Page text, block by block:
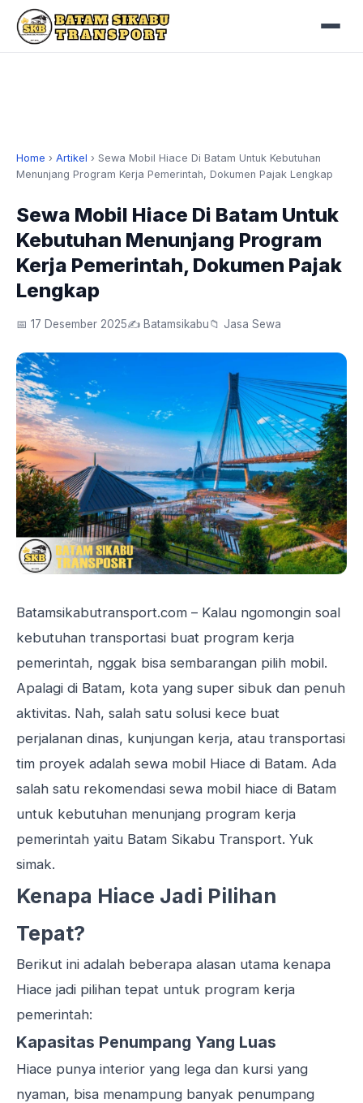
Home › Artikel › Sewa Mobil Hiace Di Batam Untuk Kebutuhan
Menunjang Program Kerja Pemerintah, Dokumen Pajak Lengkap
Sewa Mobil Hiace Di Batam Untuk
Kebutuhan Menunjang Program
Kerja Pemerintah, Dokumen Pajak
Lengkap
📅 17 Desember 2025✍️ Batamsikabu📁 Jasa Sewa
Batamsikabutransport.com – Kalau ngomongin soal
kebutuhan transportasi buat program kerja
pemerintah, nggak bisa sembarangan pilih mobil.
Apalagi di Batam, kota yang super sibuk dan penuh
aktivitas. Nah, salah satu solusi kece buat
perjalanan dinas, kunjungan kerja, atau transportasi
tim proyek adalah sewa mobil Hiace di Batam. Ada
salah satu rekomendasi sewa mobil hiace di Batam
untuk kebutuhan menunjang program kerja
pemerintah yaitu Batam Sikabu Transport. Yuk
simak.
Kenapa Hiace Jadi Pilihan
Tepat?
Berikut ini adalah beberapa alasan utama kenapa
Hiace jadi pilihan tepat untuk program kerja
pemerintah:
Kapasitas Penumpang Yang Luas
Hiace punya interior yang lega dan kursi yang
nyaman, bisa menampung banyak penumpang